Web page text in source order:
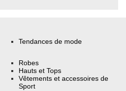
Tendances de mode
Robes
Hauts et Tops
Vêtements et accessoires de
Sport